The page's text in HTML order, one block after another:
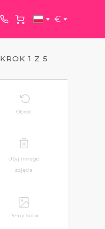
€
KROK 1 Z 5
Obróć
Użyj innego
zdjęcia
Pełny kolor